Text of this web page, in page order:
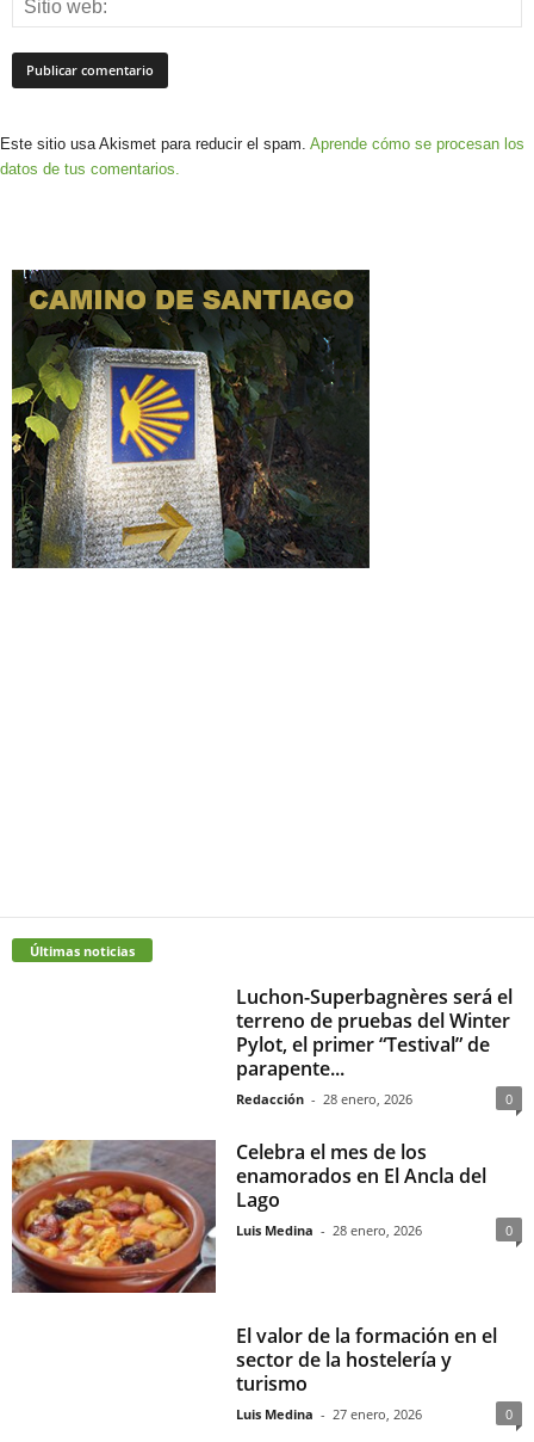
Este sitio usa Akismet para reducir el spam. Aprende cómo se procesan los
datos de tus comentarios.
Últimas noticias
Luchon-Superbagnères será el
terreno de pruebas del Winter
Pylot, el primer “Testival” de
parapente...
Redacción - 28 enero, 2026 0
Celebra el mes de los
enamorados en El Ancla del
Lago
Luis Medina - 28 enero, 2026 0
El valor de la formación en el
sector de la hostelería y
turismo
Luis Medina - 27 enero, 2026 0